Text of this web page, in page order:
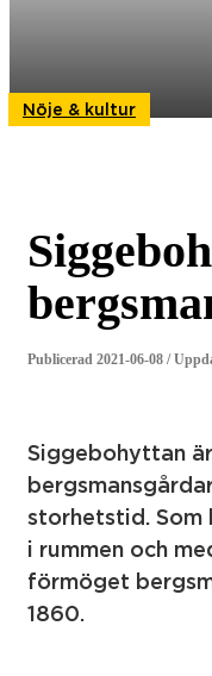
Nöje & kultur
Publicerad 2021-06-08 /
Siggebohyttan
storhetstid. Som
i rummen och
förmöget
1860.